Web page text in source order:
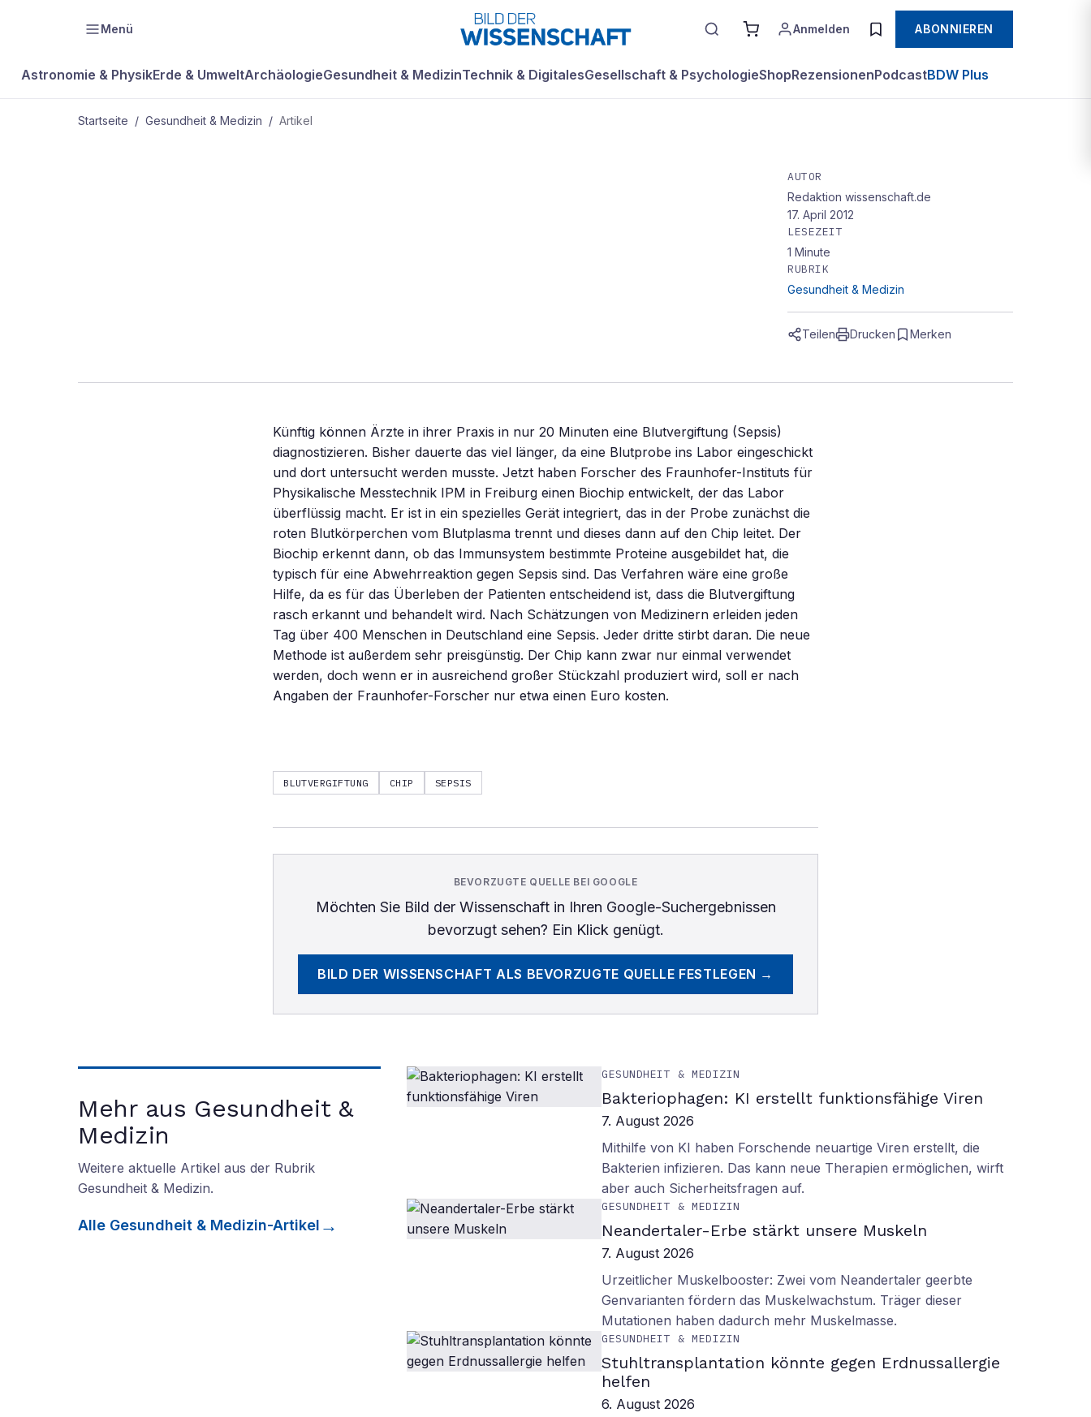
Menü Anmelden ABONNIEREN
Astronomie & PhysikErde & UmweltArchäologieGesundheit & MedizinTechnik & DigitalesGesellschaft & PsychologieShopRezensionenPodcastBDW Plus
Startseite / Gesundheit & Medizin / Artikel
AUTOR
Redaktion wissenschaft.de
17. April 2012
LESEZEIT
1 Minute
RUBRIK
Gesundheit & Medizin
Teilen Drucken Merken
Künftig können Ärzte in ihrer Praxis in nur 20 Minuten eine Blutvergiftung (Sepsis)
diagnostizieren. Bisher dauerte das viel länger, da eine Blutprobe ins Labor eingeschickt
und dort untersucht werden musste. Jetzt haben Forscher des Fraunhofer-Instituts für
Physikalische Messtechnik IPM in Freiburg einen Biochip entwickelt, der das Labor
überflüssig macht. Er ist in ein spezielles Gerät integriert, das in der Probe zunächst die
roten Blutkörperchen vom Blutplasma trennt und dieses dann auf den Chip leitet. Der
Biochip erkennt dann, ob das Immunsystem bestimmte Proteine ausgebildet hat, die
typisch für eine Abwehrreaktion gegen Sepsis sind. Das Verfahren wäre eine große
Hilfe, da es für das Überleben der Patienten entscheidend ist, dass die Blutvergiftung
rasch erkannt und behandelt wird. Nach Schätzungen von Medizinern erleiden jeden
Tag über 400 Menschen in Deutschland eine Sepsis. Jeder dritte stirbt daran. Die neue
Methode ist außerdem sehr preisgünstig. Der Chip kann zwar nur einmal verwendet
werden, doch wenn er in ausreichend großer Stückzahl produziert wird, soll er nach
Angaben der Fraunhofer-Forscher nur etwa einen Euro kosten.
BLUTVERGIFTUNG CHIP SEPSIS
BEVORZUGTE QUELLE BEI GOOGLE
Möchten Sie Bild der Wissenschaftin Ihren Google-Suchergebnissen
bevorzugt sehen? Ein Klick genügt.
BILD DER WISSENSCHAFT ALS BEVORZUGTE QUELLE FESTLEGEN →
Mehr aus Gesundheit &
Medizin
Weitere aktuelle Artikel aus der Rubrik
Gesundheit & Medizin.
Alle Gesundheit & Medizin-Artikel
GESUNDHEIT & MEDIZIN
Bakteriophagen: KI erstellt funktionsfähige Viren
7. August 2026
Mithilfe von KI haben Forschende neuartige Viren erstellt, die
Bakterien infizieren. Das kann neue Therapien ermöglichen, wirft
aber auch Sicherheitsfragen auf.
GESUNDHEIT & MEDIZIN
Neandertaler-Erbe stärkt unsere Muskeln
7. August 2026
Urzeitlicher Muskelbooster: Zwei vom Neandertaler geerbte
Genvarianten fördern das Muskelwachstum. Träger dieser
Mutationen haben dadurch mehr Muskelmasse.
GESUNDHEIT & MEDIZIN
Stuhltransplantation könnte gegen Erdnussallergie
helfen
6. August 2026